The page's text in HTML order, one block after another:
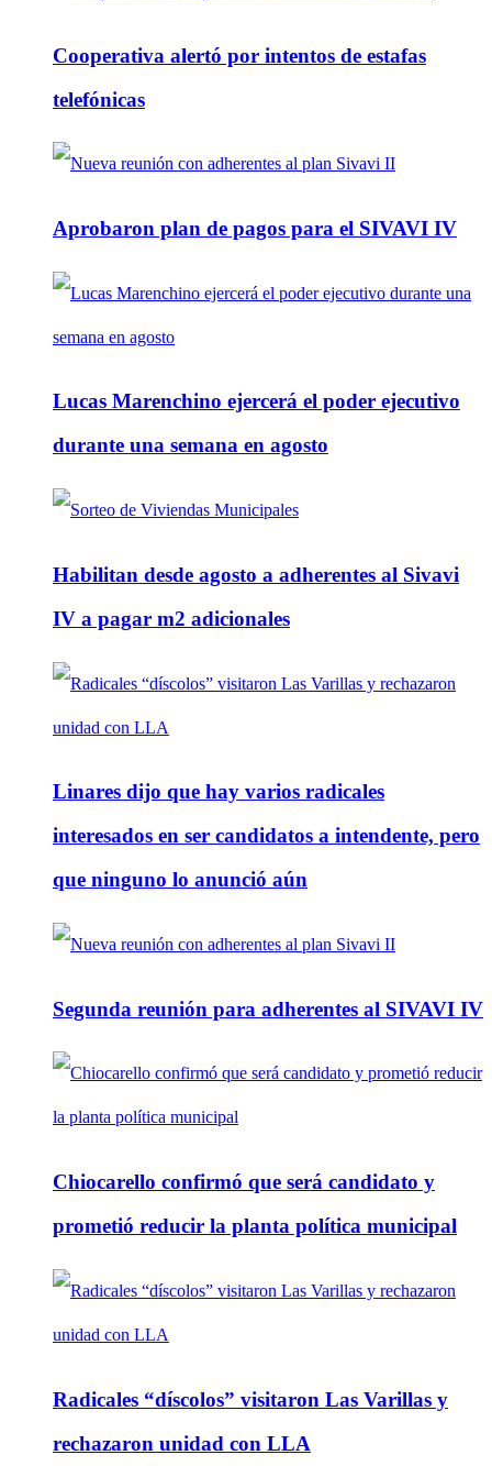
Cooperativa alertó por intentos de estafas
telefónicas
Aprobaron plan de pagos para el SIVAVI IV
Lucas Marenchino ejercerá el poder ejecutivo
durante una semana en agosto
Habilitan desde agosto a adherentes al Sivavi
IV a pagar m2 adicionales
Linares dijo que hay varios radicales
interesados en ser candidatos a intendente, pero
que ninguno lo anunció aún
Segunda reunión para adherentes al SIVAVI IV
Chiocarello confirmó que será candidato y
prometió reducir la planta política municipal
Radicales “díscolos” visitaron Las Varillas y
rechazaron unidad con LLA